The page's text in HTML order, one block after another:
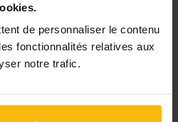
de personnaliser le contenu
fonctionnalités relatives aux
notre trafic.
votre ASBL.
vous